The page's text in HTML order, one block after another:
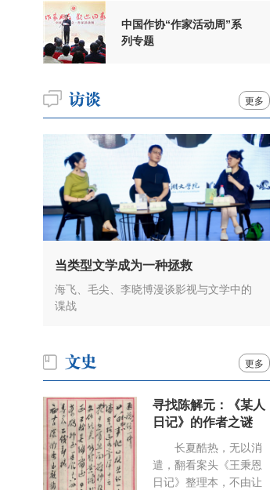
中国作协“作家活动周”系
列专题
更多
当类型文学成为一种拯救
海飞、毛尖、李晓博漫谈影视与文学中的
谍战
更多
寻找陈解元：《某人
日记》的作者之谜
长夏酷热，无以消
遣，翻看案头《王秉恩
日记》整理本，不由让